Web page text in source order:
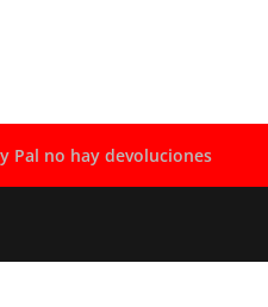
Pal no hay devoluciones